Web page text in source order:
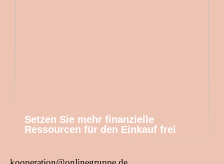
Setzen Sie mehr finanzielle
Ressourcen für den Einkauf frei